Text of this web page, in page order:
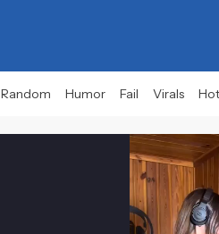
Random Humor Fail Virals Hot